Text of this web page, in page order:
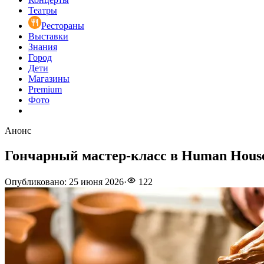
Театры
Рестораны
Выставки
Знания
Город
Дети
Магазины
Premium
Фото
Анонс
Гончарный мастер-класс в Human
Опубликовано: 25 июня 2026· 122